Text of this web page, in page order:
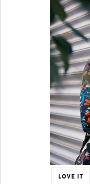
LOVE IT